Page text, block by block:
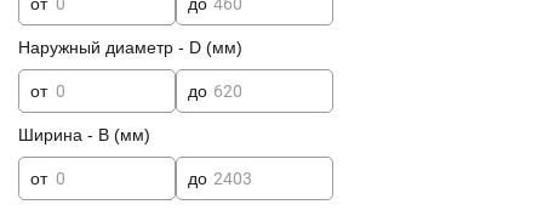
Наружный диаметр - D (мм)
от до
Ширина - B (мм)
от до